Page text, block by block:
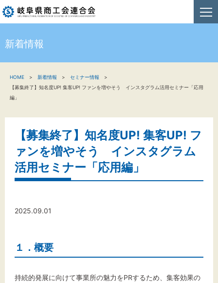
新着情報
商工会連合会について
お問い合わせ
新着情報
HOME 新着情報
セミナー情報
【募集終了】知名度UP! 集客UP! ファンを増やそう インスタグラム活用セミナー「応用
編」
【募集終了】知名度UP! 集客UP! フ
ァンを増やそう インスタグラム
活用セミナー「応用編」
2025.09.01
１．概要
持続的発展に向けて事業所の魅力をPRするため、集客効果の